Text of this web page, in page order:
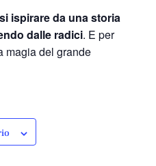
ispirare da una storia
dalle radici. E per
magia del grande